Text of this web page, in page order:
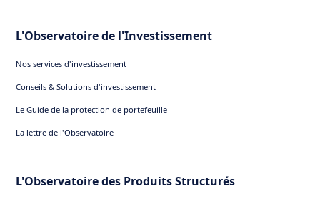
L'Observatoire de l'Investissement
Nos services d'investissement
Conseils & Solutions d'investissement
Le Guide de la protection de portefeuille
La lettre de l'Observatoire
L'Observatoire des Produits Structurés